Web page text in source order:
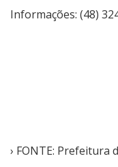
Informações: (48)
› FONTE: Prefeitura